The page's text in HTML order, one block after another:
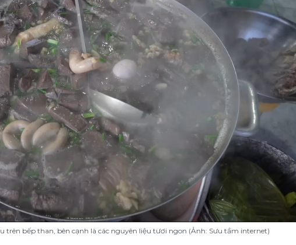
trên bếp than, bên cạnh là các nguyên liệu tươi ngon (Ảnh: Sưu tầm internet)